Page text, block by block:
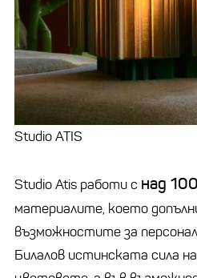
Studio ATIS
Studio Atis работи с над
материалите, което
възможностите за
Билалов истинската сила